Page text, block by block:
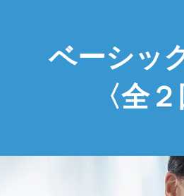
ベーシッ
〈全２